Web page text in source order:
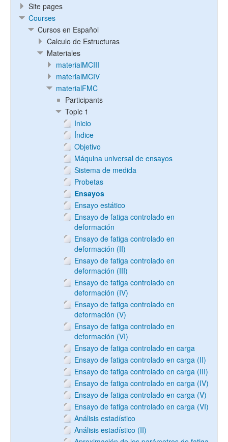
Site pages
Courses
Cursos en Español
Calculo de Estructuras
Materiales
materialMCIII
materialMCIV
materialFMC
Participants
Topic 1
Inicio
Índice
Objetivo
Máquina universal de ensayos
Sistema de medida
Probetas
Ensayos
Ensayo estático
Ensayo de fatiga controlado en
deformación
Ensayo de fatiga controlado en
deformación (II)
Ensayo de fatiga controlado en
deformación (III)
Ensayo de fatiga controlado en
deformación (IV)
Ensayo de fatiga controlado en
deformación (V)
Ensayo de fatiga controlado en
deformación (VI)
Ensayo de fatiga controlado en carga
Ensayo de fatiga controlado en carga (II)
Ensayo de fatiga controlado en carga (III)
Ensayo de fatiga controlado en carga (IV)
Ensayo de fatiga controlado en carga (V)
Ensayo de fatiga controlado en carga (VI)
Análisis estadístico
Análisis estadístico (II)